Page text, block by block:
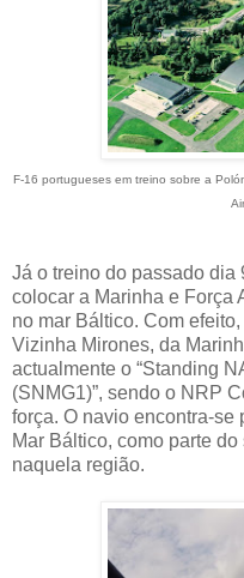
F-16 portugueses em treino sobre a
Já o treino do passado dia
colocar a Marinha e Força
no mar Báltico. Com
Vizinha Mirones, da
actualmente o “Standing
(SNMG1)”, sendo o NRP
força. O navio encontra-se
Mar Báltico, como parte
naquela região.